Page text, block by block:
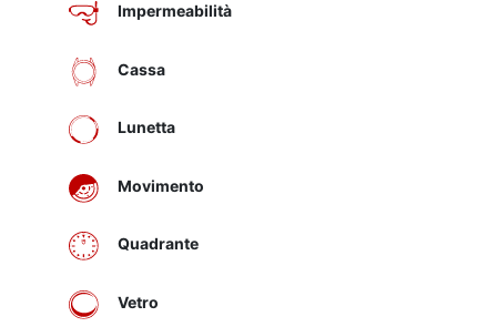
Impermeabilità
Cassa
Lunetta
Movimento
Quadrante
Vetro